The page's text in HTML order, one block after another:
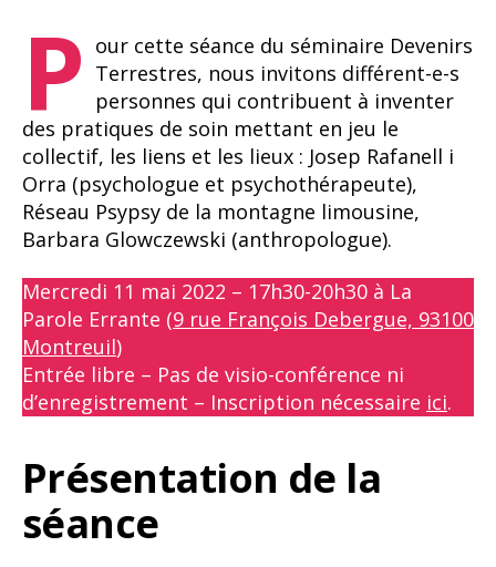
P our cette séance du séminaire Devenirs
Terrestres, nous invitons différent-e-s
personnes qui contribuent à inventer
des pratiques de soin mettant en jeu le
collectif, les liens et les lieux : Josep Rafanell i
Orra (psychologue et psychothérapeute),
Réseau Psypsy de la montagne limousine,
Barbara Glowczewski (anthropologue).
Mercredi 11 mai 2022 – 17h30-20h30 à La
Parole Errante (9 rue François Debergue, 93100
Montreuil)
Entrée libre – Pas de visio-conférence ni
d’enregistrement – Inscription nécessaire ici.
Présentation de la
séance